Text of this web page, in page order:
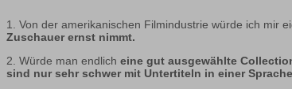
1. Von der amerikanischen Filmindustrie würde ich mir
Zuschauer ernst nimmt.
2. Würde man endlich eine gut ausgewählte
sind nur sehr schwer mit Untertiteln in einer